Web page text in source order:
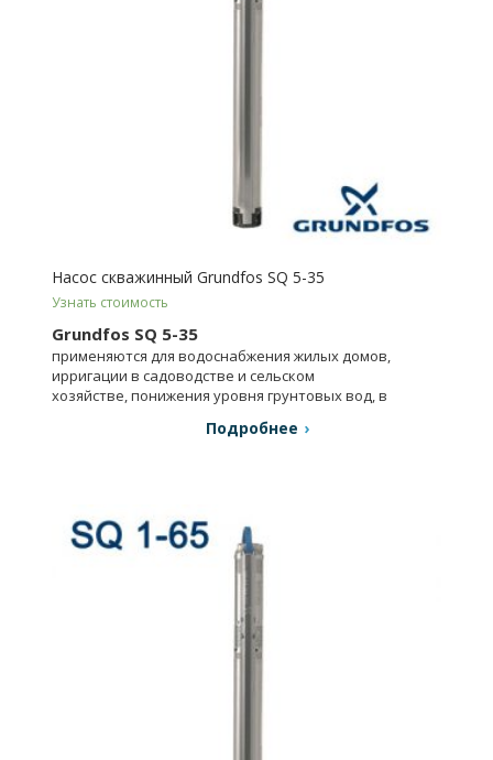
Насос скважинный Grundfos SQ 5-35
Узнать стоимость
Grundfos SQ 5-35
применяются для водоснабжения жилых домов,
ирригации в садоводстве и сельском
хозяйстве, понижения уровня грунтовых вод, в
Подробнее